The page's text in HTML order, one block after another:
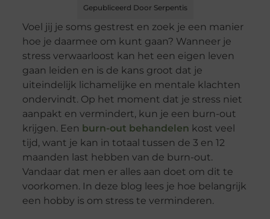
Gepubliceerd Door Serpentis
Voel jij je soms gestrest en zoek je een manier
hoe je daarmee om kunt gaan? Wanneer je
stress verwaarloost kan het een eigen leven
gaan leiden en is de kans groot dat je
uiteindelijk lichamelijke en mentale klachten
ondervindt. Op het moment dat je stress niet
aanpakt en vermindert, kun je een burn-out
krijgen. Een burn-out behandelen kost veel
tijd, want je kan in totaal tussen de 3 en 12
maanden last hebben van de burn-out.
Vandaar dat men er alles aan doet om dit te
voorkomen. In deze blog lees je hoe belangrijk
een hobby is om stress te verminderen.